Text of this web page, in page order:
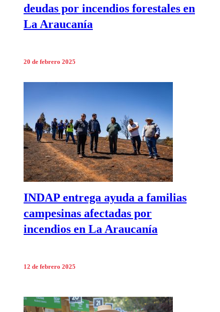
deudas por incendios forestales en
La Araucanía
20 de febrero 2025
INDAP entrega ayuda a familias
campesinas afectadas por
incendios en La Araucanía
12 de febrero 2025